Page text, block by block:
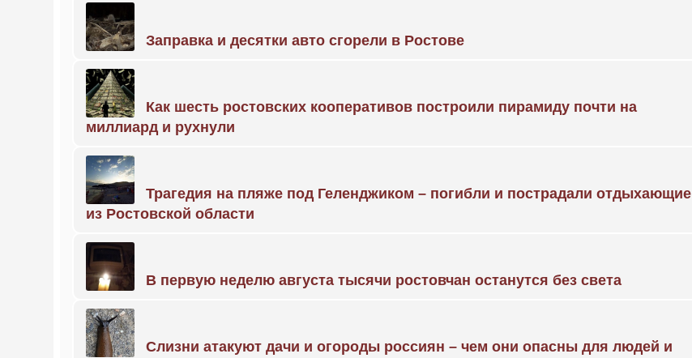
Заправка и десятки авто сгорели в Ростове
Как шесть ростовских кооперативов построили пирамиду почти на
миллиард и рухнули
Трагедия на пляже под Геленджиком – погибли и пострадали отдыхающие
из Ростовской области
В первую неделю августа тысячи ростовчан останутся без света
Слизни атакуют дачи и огороды россиян – чем они опасны для людей и